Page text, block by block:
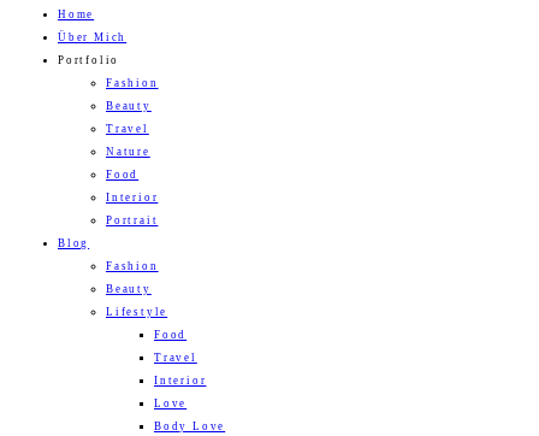
Home
Über Mich
Portfolio
Fashion
Beauty
Travel
Nature
Food
Interior
Portrait
Blog
Fashion
Beauty
Lifestyle
Food
Travel
Interior
Love
Body Love